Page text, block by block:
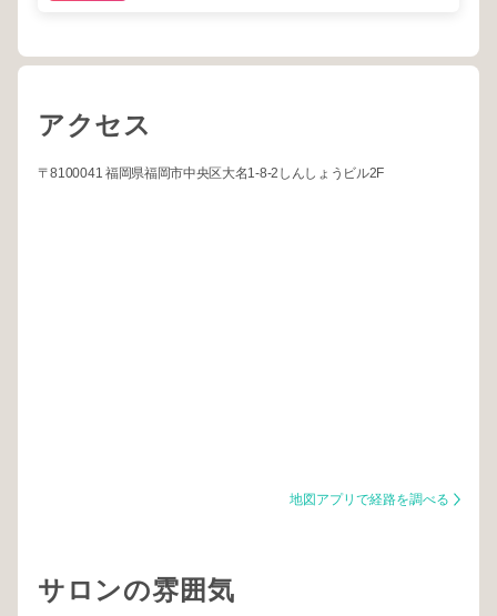
アクセス
〒8100041 福岡県福岡市中央区大名1-8-2しんしょうビル2F
地図アプリで経路を調べる
サロンの雰囲気